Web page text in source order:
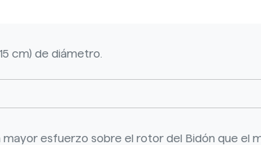
cm) de diámetro.
esfuerzo sobre el rotor del Bidón que el